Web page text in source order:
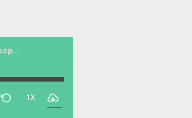
Välkommen till Malmö #84: Avlopp och sopor
1X